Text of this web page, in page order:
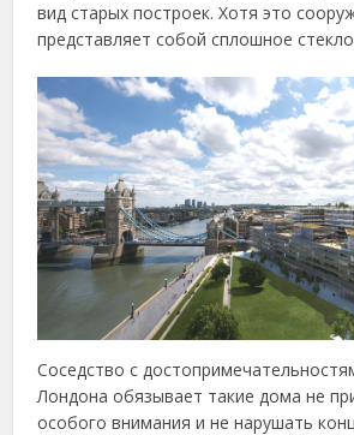
вид старых построек. Хотя это
представляет собой сплошное
Соседство с
Лондона обязывает такие дома не
особого внимания и не нарушать